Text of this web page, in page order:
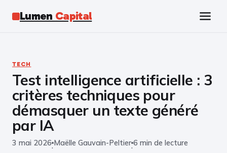
Lumen Capital
Business
Finance
Marketing
TECH
Test intelligence artificielle : 3
critères techniques pour
démasquer un texte généré
par IA
3 mai 2026
·
Maëlle Gauvain-Peltier
·
6 min de lecture